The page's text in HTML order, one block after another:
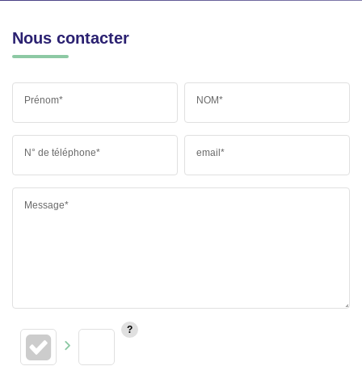
Nous contacter
Prénom* NOM*
N° de téléphone* email*
Message*